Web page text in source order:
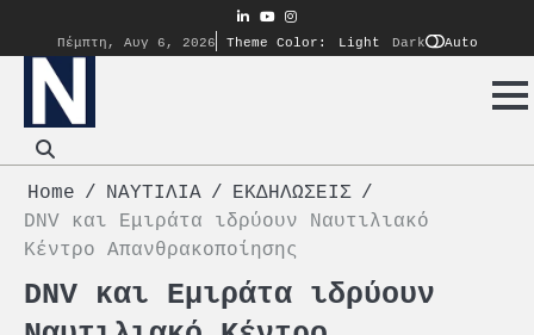
content
linkedin
youtube
instagram
Πέμπτη, Αυγ 6, 2026
Theme Color: Light Dark Auto
Home ΝΑΥΤΙΛΙΑ
ΕΚΔΗΛΩΣΕΙΣ
DNV και Εμιράτα ιδρύουν Ναυτιλιακό
Κέντρο Απανθρακοποίησης
DNV και Εμιράτα ιδρύουν